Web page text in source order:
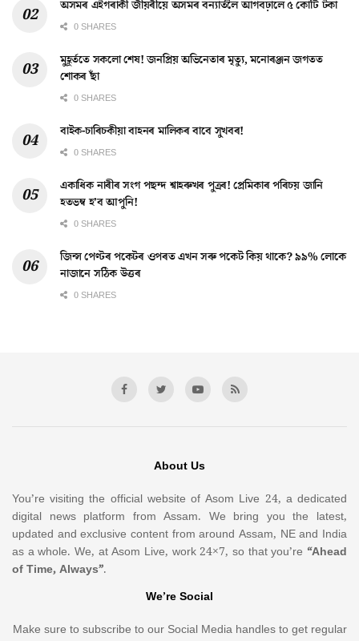
অসমৰ এইগৰাকী জীয়ৰীয়ে অসমৰ বন্যাৰ্তলৈ আগবঢ়ালে ৫ কোটি টকা
0 SHARES
মুহূৰ্ততে সকলো শেষ! জনপ্ৰিয় অভিনেতাৰ মৃত্যু, মনোৰঞ্জন জগতত
শোকৰ ছাঁ
0 SHARES
বাইক-চাৰিচকীয়া বাহনৰ মালিকৰ বাবে সুখবৰ!
0 SHARES
একাধিক নাৰীৰ সংগ পছন্দ শ্বাহৰুখৰ পুত্ৰৰ! প্ৰেমিকাৰ পৰিচয় জানি
হতভম্ব হ’ব আপুনি!
0 SHARES
জিন্স পেণ্টৰ পকেটৰ ওপৰত এখন সৰু পকেট কিয় থাকে? ৯৯% লোকে
নাজানে সঠিক উত্তৰ
0 SHARES
About Us
You’re visiting the official website of Asom Live 24, a dedicated
digital news platform from Assam. We bring you the latest,
updated and exclusive content from around Assam, NE and India
as a whole. We, at Asom Live, work 24×7, so that you’re “Ahead
of Time, Always”.
We’re Social
Make sure to subscribe to our Social Media handles to get regular